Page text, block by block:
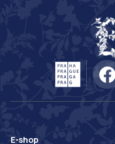
E-shop